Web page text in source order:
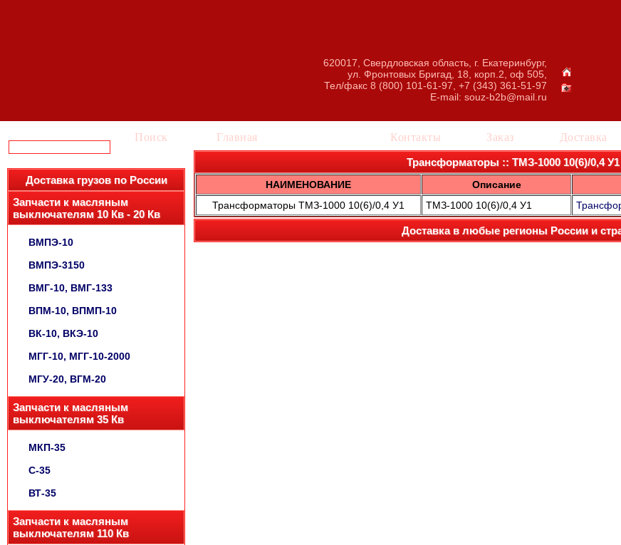
620017, Свердловская область, г. Екатеринбург,
ул. Фронтовых Бригад, 18, корп.2, оф 505,
Тел/факс 8 (800) 101-61-97, +7 (343) 361-51-97
E-mail: souz-b2b@mail.ru
Поиск
Доставка грузов по России
Запчасти к масляным
выключателям 10 Кв - 20 Кв
ВМПЭ-10
ВМПЭ-3150
ВМГ-10, ВМГ-133
ВПМ-10, ВПМП-10
ВК-10, ВКЭ-10
МГГ-10, МГГ-10-2000
МГУ-20, ВГМ-20
Запчасти к масляным
выключателям 35 Кв
МКП-35
С-35
ВТ-35
Запчасти к масляным
выключателям 110 Кв
Главная Контакты Заказ Доставка
Трансформаторы :: ТМЗ-1000 10(6)/0,4 У1
НАИМЕНОВАНИЕ Описание
Трансформаторы ТМЗ-1000 10(6)/0,4 У1
ТМЗ-1000 10(6)/0,4 У1
Доставка в любые регионы России и